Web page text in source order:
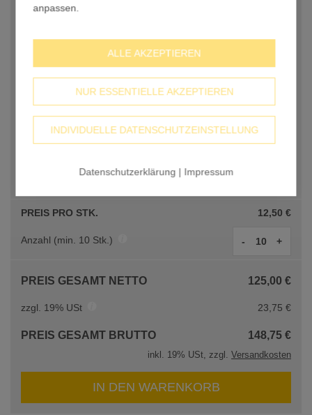
anpassen.
ALLE AKZEPTIEREN
INDIVIDUELLE DATENSCHUTZEINSTELLUNG
NUR ESSENTIELLE AKZEPTIEREN
Datenschutzerklärung | Impressum
Datenupload nach der Bestellung
Selbst gestalten mit Online-Designer
Ohne Druck / Grundmaterial
PREIS PRO STK. 12,50 €
Anzahl (min. 10 Stk.) - +
PREIS GESAMT NETTO 125,00 €
zzgl. 19% USt 23,75 €
PREIS GESAMT BRUTTO 148,75 €
inkl. 19% USt, zzgl. Versandkosten
IN DEN WARENKORB